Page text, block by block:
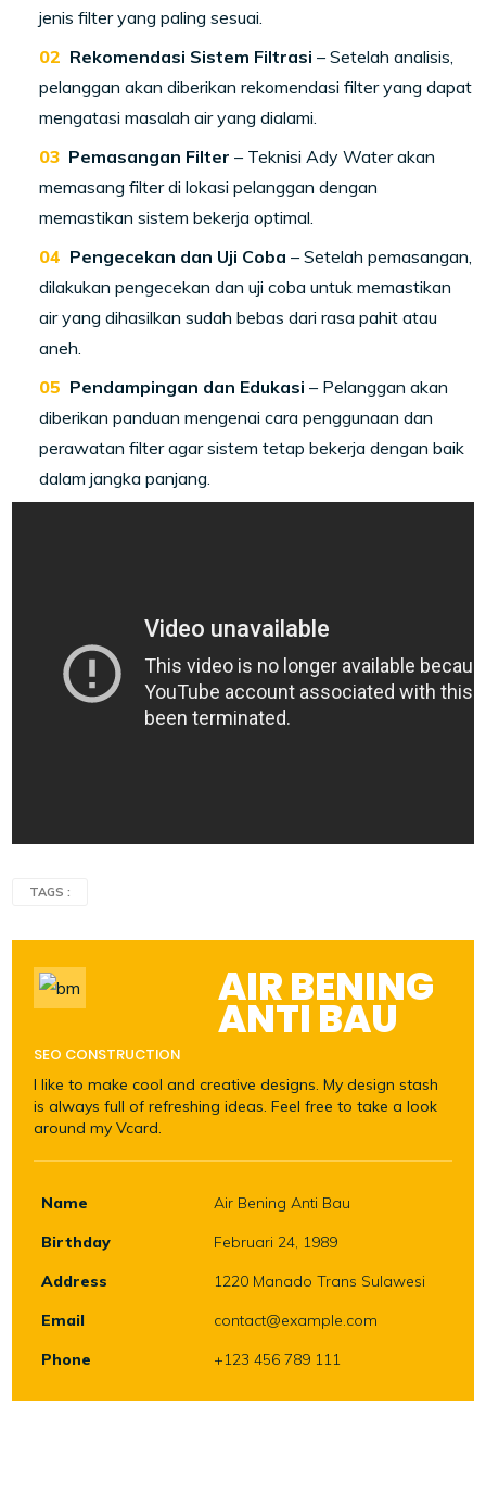
jenis filter yang paling sesuai.
Rekomendasi Sistem Filtrasi – Setelah analisis,
pelanggan akan diberikan rekomendasi filter yang dapat
mengatasi masalah air yang dialami.
Pemasangan Filter – Teknisi Ady Water akan
memasang filter di lokasi pelanggan dengan
memastikan sistem bekerja optimal.
Pengecekan dan Uji Coba – Setelah pemasangan,
dilakukan pengecekan dan uji coba untuk memastikan
air yang dihasilkan sudah bebas dari rasa pahit atau
aneh.
Pendampingan dan Edukasi – Pelanggan akan
diberikan panduan mengenai cara penggunaan dan
perawatan filter agar sistem tetap bekerja dengan baik
dalam jangka panjang.
TAGS :
AIR BENING
ANTI BAU
SEO CONSTRUCTION
I like to make cool and creative designs. My design stash
is always full of refreshing ideas. Feel free to take a look
around my Vcard.
Name
Air Bening Anti Bau
Birthday
Februari 24, 1989
Address
1220 Manado Trans Sulawesi
Email
contact@example.com
Phone
+123 456 789 111